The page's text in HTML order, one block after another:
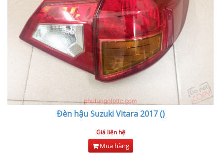
Đèn hậu Suzuki Vitara 2017 ()
Giá liên hệ
Mua hàng